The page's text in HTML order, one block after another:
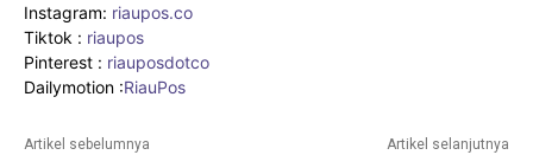
Instagram: riaupos.co
Tiktok : riaupos
Pinterest : riauposdotco
Dailymotion :RiauPos
Artikel sebelumnya Artikel selanjutnya